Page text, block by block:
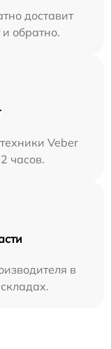
доставит
обратно.
Veber
часов.
в